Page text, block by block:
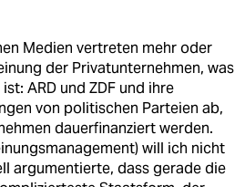
Medien vertreten mehr oder
der Privatunternehmen, was
ARD und ZDF und ihre
von politischen Parteien ab,
dauerfinanziert werden.
will ich nicht
argumentierte, dass gerade die